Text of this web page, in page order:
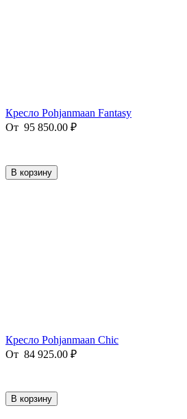
Кресло Pohjanmaan Fantasy
От 95 850.00 ₽
В корзину
Кресло Pohjanmaan Chic
От 84 925.00 ₽
В корзину